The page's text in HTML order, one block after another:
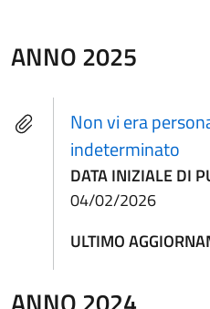
ANNO 2025
Non vi era
indeterminato
DATA INIZIALE DI
04/02/2026
ULTIMO